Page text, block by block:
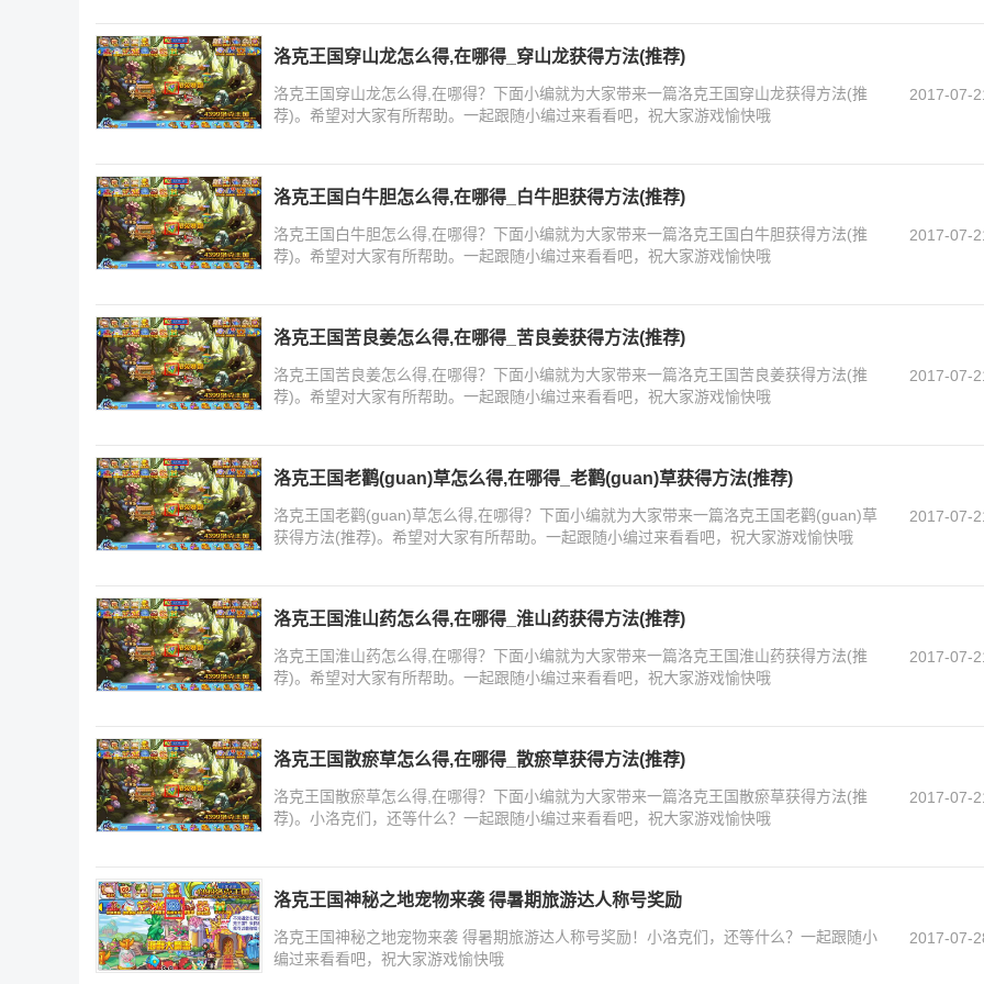
洛克王国穿山龙怎么得,在哪得_穿山龙获得方法(推荐)
洛克王国穿山龙怎么得,在哪得？下面小编就为大家带来一篇洛克王国穿山龙获得方法(推
荐)。希望对大家有所帮助。一起跟随小编过来看看吧，祝大家游戏愉快哦
2017-07-
洛克王国白牛胆怎么得,在哪得_白牛胆获得方法(推荐)
洛克王国白牛胆怎么得,在哪得？下面小编就为大家带来一篇洛克王国白牛胆获得方法(推
荐)。希望对大家有所帮助。一起跟随小编过来看看吧，祝大家游戏愉快哦
2017-07-
洛克王国苦良姜怎么得,在哪得_苦良姜获得方法(推荐)
洛克王国苦良姜怎么得,在哪得？下面小编就为大家带来一篇洛克王国苦良姜获得方法(推
荐)。希望对大家有所帮助。一起跟随小编过来看看吧，祝大家游戏愉快哦
2017-07-
洛克王国老鹳(guan)草怎么得,在哪得_老鹳(guan)草获得方法(推荐)
洛克王国老鹳(guan)草怎么得,在哪得？下面小编就为大家带来一篇洛克王国老鹳(guan)草
获得方法(推荐)。希望对大家有所帮助。一起跟随小编过来看看吧，祝大家游戏愉快哦
2017-07-
洛克王国淮山药怎么得,在哪得_淮山药获得方法(推荐)
洛克王国淮山药怎么得,在哪得？下面小编就为大家带来一篇洛克王国淮山药获得方法(推
荐)。希望对大家有所帮助。一起跟随小编过来看看吧，祝大家游戏愉快哦
2017-07-
洛克王国散瘀草怎么得,在哪得_散瘀草获得方法(推荐)
洛克王国散瘀草怎么得,在哪得？下面小编就为大家带来一篇洛克王国散瘀草获得方法(推
荐)。小洛克们，还等什么？一起跟随小编过来看看吧，祝大家游戏愉快哦
2017-07-
洛克王国神秘之地宠物来袭 得暑期旅游达人称号奖励
洛克王国神秘之地宠物来袭 得暑期旅游达人称号奖励！小洛克们，还等什么？一起跟随小
编过来看看吧，祝大家游戏愉快哦
2017-07-